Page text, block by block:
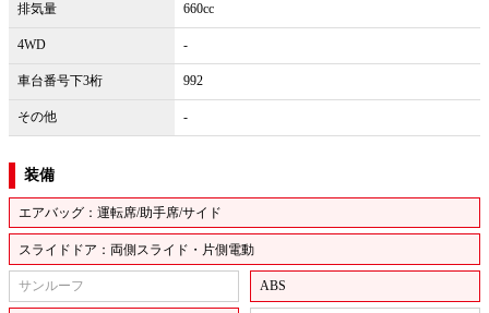
排気量 660cc
4WD -
車台番号下3桁 992
その他 -
装備
エアバッグ：運転席/助手席/サイド
スライドドア：両側スライド・片側電動
サンルーフ ABS